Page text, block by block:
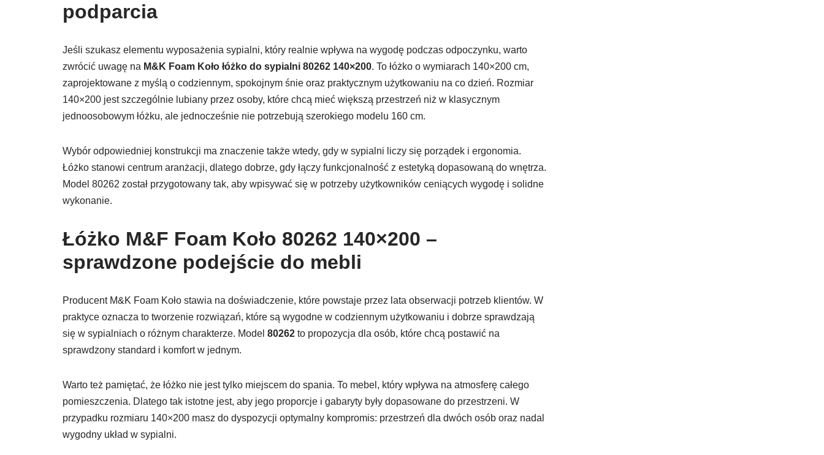
podparcia
Jeśli szukasz elementu wyposażenia sypialni, który realnie wpływa na wygodę podczas odpoczynku, warto
zwrócić uwagę na M&K Foam Koło łóżko do sypialni 80262 140×200. To łóżko o wymiarach 140×200 cm,
zaprojektowane z myślą o codziennym, spokojnym śnie oraz praktycznym użytkowaniu na co dzień. Rozmiar
140×200 jest szczególnie lubiany przez osoby, które chcą mieć większą przestrzeń niż w klasycznym
jednoosobowym łóżku, ale jednocześnie nie potrzebują szerokiego modelu 160 cm.
Wybór odpowiedniej konstrukcji ma znaczenie także wtedy, gdy w sypialni liczy się porządek i ergonomia.
Łóżko stanowi centrum aranżacji, dlatego dobrze, gdy łączy funkcjonalność z estetyką dopasowaną do wnętrza.
Model 80262 został przygotowany tak, aby wpisywać się w potrzeby użytkowników ceniących wygodę i solidne
wykonanie.
Łóżko M&F Foam Koło 80262 140×200 –
sprawdzone podejście do mebli
Producent M&K Foam Koło stawia na doświadczenie, które powstaje przez lata obserwacji potrzeb klientów. W
praktyce oznacza to tworzenie rozwiązań, które są wygodne w codziennym użytkowaniu i dobrze sprawdzają
się w sypialniach o różnym charakterze. Model 80262 to propozycja dla osób, które chcą postawić na
sprawdzony standard i komfort w jednym.
Warto też pamiętać, że łóżko nie jest tylko miejscem do spania. To mebel, który wpływa na atmosferę całego
pomieszczenia. Dlatego tak istotne jest, aby jego proporcje i gabaryty były dopasowane do przestrzeni. W
przypadku rozmiaru 140×200 masz do dyspozycji optymalny kompromis: przestrzeń dla dwóch osób oraz nadal
wygodny układ w sypialni.